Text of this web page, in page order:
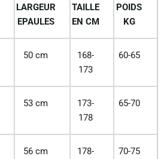
LARGEUR
EPAULES
TAILLE
EN CM
POIDS
KG
50 cm
168-
173
60-65
53 cm
173-
178
65-70
56 cm
178-
70-75